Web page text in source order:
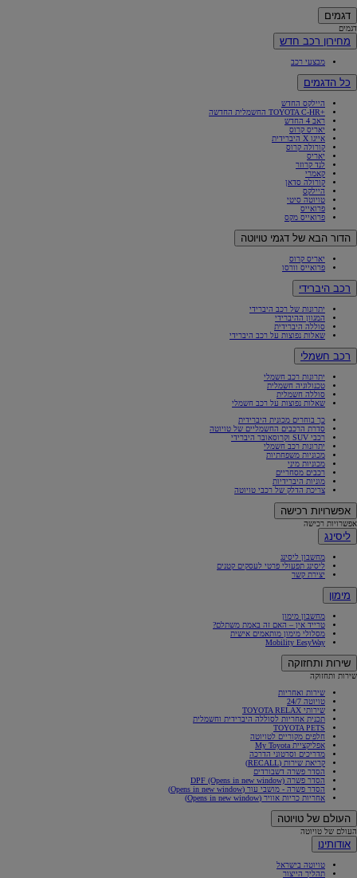
דגמים
דגמים
מחירון רכב חדש
מבצעי רכב
כל הדגמים
היילקס החדש
+TOYOTA C-HR החשמלית החדשה
ראב 4 החדש
יאריס קרוס
אייגו X היברידית
קורולה קרוס
יאריס
לנד קרוזר
קאמרי
קורולה סדאן
היילקס
טויוטה סיטי
פרואייס
פרואייס מקס
הדור הבא של דגמי טויוטה
יאריס קרוס
פרואייס וורסו
רכב היברידי
יתרונות של רכב היברידי
המגוון ההיברידי
סוללה היברידית
שאלות נפוצות על רכב היברידי
רכב חשמלי
יתרונות רכב חשמלי
טכנולוגיה חשמלית
סוללה חשמלית
שאלות נפוצות על רכב חשמלי
כך בוחרים מכונית היברידית
סדרת הרכבים החשמליים של טויוטה
רכבי SUV וקרוסאובר היברידי
יתרונות רכב חשמלי
מכוניות משפחתיות
מכוניות מיני
רכבים מסחריים
מוניות היברידיות
צריכת הדלק של רכבי טויוטה
אפשרויות רכישה
אפשרויות רכישה
ליסינג
מחשבון ליסינג
ליסינג תפעולי פרטי לעסקים קטנים
יצירת קשר
מימון
מחשבון מימון
טרייד אין – האם זה באמת משתלם?
מסלולי מימון מותאמים אישית
Mobility EesyWay
שירות ותחזוקה
שירות ותחזוקה
שירות ואחריות
טויוטה 24/7
שירותי TOYOTA RELAX
תכנית אחריות לסוללה היברידית וחשמלית
TOYOTA PETS
חלפים מקוריים לטויוטה
אפליקציית My Toyota
מדריכים וסרטוני הדרכה
קריאת שירות (RECALL)
הסדר פשרה דשבורדים
הסדר פשרה DPF (Opens in new window)
הסדר פשרה - מושבי עור (Opens in new window)
אחריות כריות אוויר (Opens in new window)
העולם של טויוטה
העולם של טויוטה
אודותינו
טויוטה בישראל
תהליך הייצור